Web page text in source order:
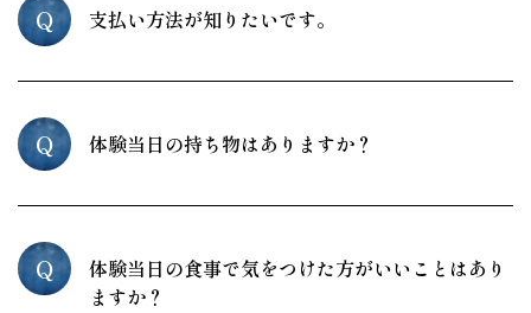
Q 支払い方法が知りたいです。
Q 体験当日の持ち物はありますか？
Q
体験当日の食事で気をつけた方がいいことはあり
ますか？